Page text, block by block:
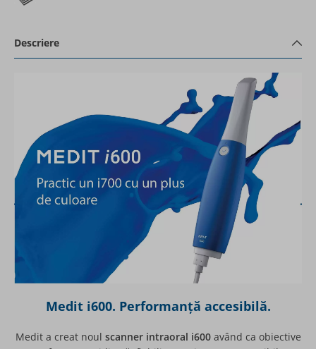
Descriere
Medit i600. Performanță accesibilă.
Medit a creat noul scanner intraoral i600având ca obiective